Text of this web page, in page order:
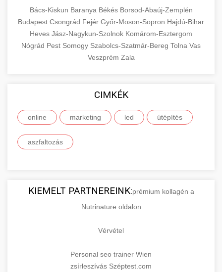
Bács-Kiskun Baranya Békés Borsod-Abaúj-Zemplén
Budapest Csongrád Fejér Győr-Moson-Sopron Hajdú-Bihar
Heves Jász-Nagykun-Szolnok Komárom-Esztergom
Nógrád Pest Somogy Szabolcs-Szatmár-Bereg Tolna Vas
Veszprém Zala
CIMKÉK
online marketing led útépítés
aszfaltozás
KIEMELT PARTNEREINK:prémium kollagén a
Nutrinature oldalon
Vérvétel
Personal seo trainer Wien
zsírleszívás Széptest.com